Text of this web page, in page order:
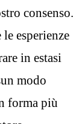
consenso.
esperienze
in estasi
modo
forma più